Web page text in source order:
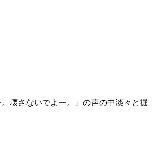
壊さないでよー。」の声の中淡々と掘